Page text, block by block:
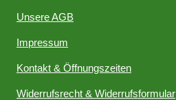
Unsere AGB
Impressum
Kontakt & Öffnungszeiten
Widerrufsrecht & Widerrufsformular